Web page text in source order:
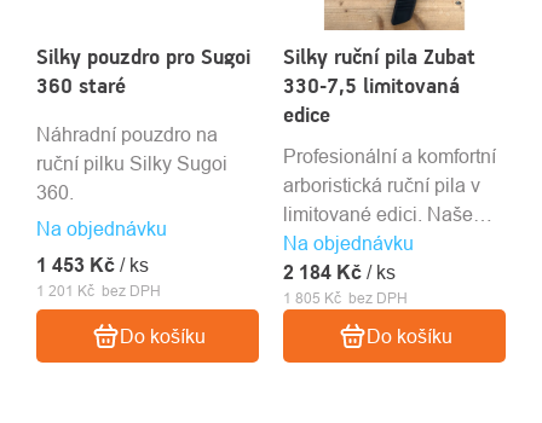
Silky pouzdro pro Sugoi
360 staré
Na objednávku
1 201 Kč bez DPH
1 453 Kč / ks
Do košíku
Náhradní pouzdro na
ruční pilku Silky Sugoi
360.
Silky ruční pila Zubat
330-7,5 limitovaná
edice
Na objednávku
1 805 Kč bez DPH
2 184 Kč / ks
Do košíku
Profesionální a komfortní
arboristická ruční pila v
limitované edici. Naše
nejprodávanější pilka
díky jejímu skvělému
poměru ceny/výkonu.